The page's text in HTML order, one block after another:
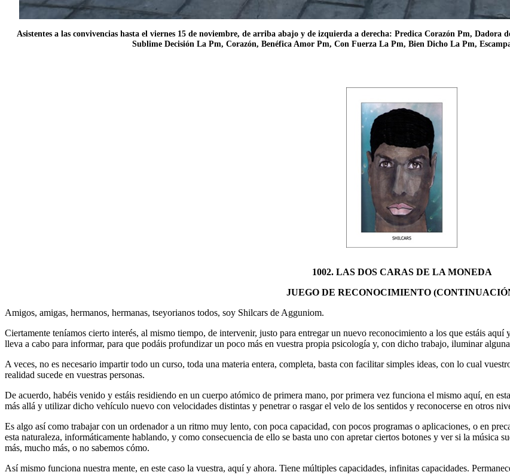
Asistentes a las convivencias hasta el viernes 15 de noviembre, de arriba abajo y de izquierda a derecha: Predica Corazón Pm,
Sublime Decisión La Pm, Corazón, Benéfica Amor Pm, Con Fuerza La Pm, Bien Dicho La Pm,
1002. LAS DOS CARAS DE LA MONEDA
JUEGO DE RECONOCIMIENTO
Amigos, amigas, hermanos, hermanas, tseyorianos todos, soy Shilcars de Agguniom.
Ciertamente teníamos cierto interés, al mismo tiempo, de intervenir, justo para entregar un nuevo reconocimiento a los que estáis
lleva a cabo para informar, para que podáis profundizar un poco más en vuestra propia psicología y, con dicho trabajo, iluminar
A veces, no es necesario impartir todo un curso, toda una materia entera, completa, basta con facilitar simples ideas, con lo cual
realidad sucede en vuestras personas.
De acuerdo, habéis venido y estáis residiendo en un cuerpo atómico de primera mano, por primera vez funciona el mismo aquí, en
más allá y utilizar dicho vehículo nuevo con velocidades distintas y penetrar o rasgar el velo de los sentidos y reconocerse en otros
Es algo así como trabajar con un ordenador a un ritmo muy lento, con poca capacidad, con pocos programas o aplicaciones, o en
esta naturaleza, informáticamente hablando, y como consecuencia de ello se basta uno con apretar ciertos botones y ver si la música
más, mucho más, o no sabemos cómo.
Así mismo funciona nuestra mente, en este caso la vuestra, aquí y ahora. Tiene múltiples capacidades, infinitas capacidades.